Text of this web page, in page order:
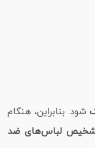
شود. بنابراین، هنگام
لباس‌های ضد